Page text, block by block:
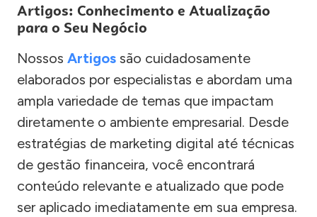
Artigos: Conhecimento e Atualização
para o Seu Negócio
Nossos Artigos são cuidadosamente
elaborados por especialistas e abordam uma
ampla variedade de temas que impactam
diretamente o ambiente empresarial. Desde
estratégias de marketing digital até técnicas
de gestão financeira, você encontrará
conteúdo relevante e atualizado que pode
ser aplicado imediatamente em sua empresa.